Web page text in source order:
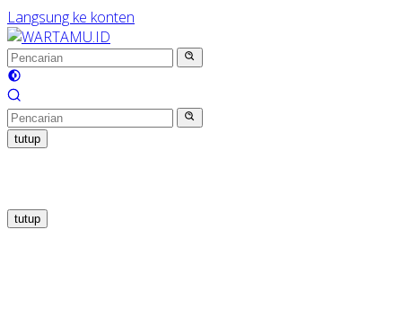
Langsung ke konten
tutup
tutup